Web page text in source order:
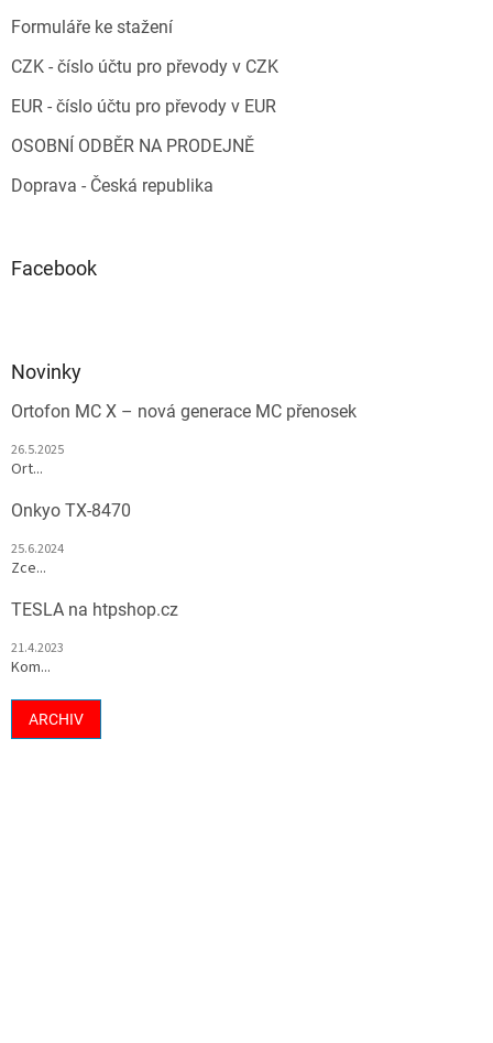
Formuláře ke stažení
CZK - číslo účtu pro převody v CZK
EUR - číslo účtu pro převody v EUR
OSOBNÍ ODBĚR NA PRODEJNĚ
Doprava - Česká republika
Facebook
Novinky
Ortofon MC X – nová generace MC přenosek
26.5.2025
Ort...
Onkyo TX-8470
25.6.2024
Zce...
TESLA na htpshop.cz
21.4.2023
Kom...
ARCHIV